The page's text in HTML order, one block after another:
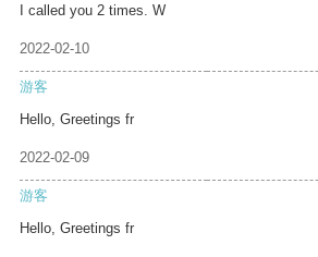
I called you 2 times. W
2022-02-10
游客
Hello, Greetings fr
2022-02-09
游客
Hello, Greetings fr